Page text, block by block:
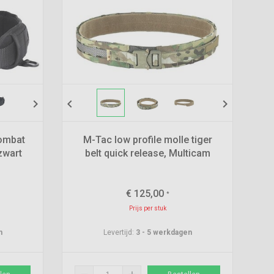
chevron_right chevron_left chevron_right
M-Tac low profile molle tiger
belt quick release, Multicam
€ 125,00 *
Prijs per stuk
Levertijd: 3 - 5 werkdagen